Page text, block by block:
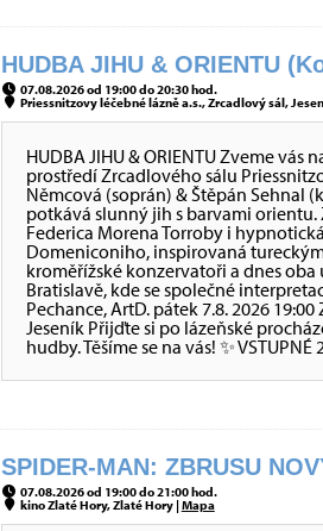
HUDBA JIHU & ORIENTU
07.08.2026 od 19:00 do 20:30 hod.
Priessnitzovy léčebné lázně a.s., Zrcadlový sál,
HUDBA JIHU & ORIENTU Zveme
prostředí Zrcadlového sálu
Němcová (soprán) & Štěpán Sehnal
potkává slunný jih s barvami
Federica Morena Torroby i
Domeniconiho, inspirovaná
kroměřížské konzervatoři a dnes
Bratislavě, kde se společné
Pechance, ArtD. pátek 7.8. 2026
Jeseník Přijďte si po lázeňské
hudby. Těšíme se na vás! ✨ VSTUPNÉ
SPIDER-MAN: ZBRUSU
07.08.2026 od 19:00 do 21:00 hod.
kino Zlaté Hory, Zlaté Hory |Mapa